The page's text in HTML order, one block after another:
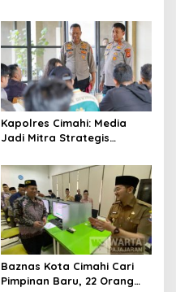
Pengurangan Belanja
Daerah
Kapolres Cimahi: Media
Jadi Mitra Strategis
Publik
Baznas Kota Cimahi Cari
Pimpinan Baru, 22 Orang